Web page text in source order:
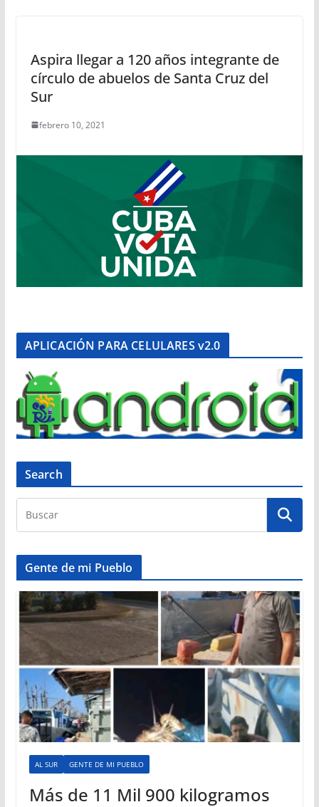
Aspira llegar a 120 años integrante de
círculo de abuelos de Santa Cruz del
Sur
febrero 10, 2021
APLICACIÓN PARA CELULARES v2.0
Search
Gente de mi Pueblo
AL SUR GENTE DE MI PUEBLO
Más de 11 Mil 900 kilogramos